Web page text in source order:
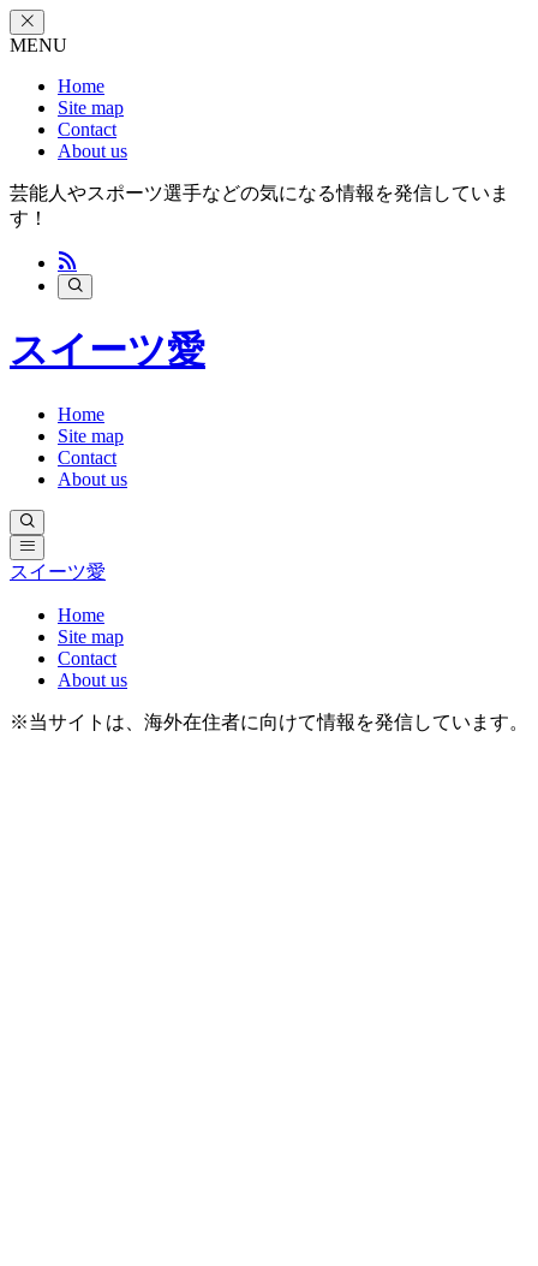
MENU
Home
Site map
Contact
About us
芸能人やスポーツ選手などの気になる情報を発信していま
す！
スイーツ愛
Home
Site map
Contact
About us
スイーツ愛
Home
Site map
Contact
About us
※当サイトは、海外在住者に向けて情報を発信しています。